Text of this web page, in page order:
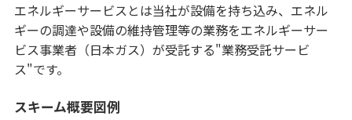
エネルギーサービスとは当社が設備を持ち込み、エネル
ギーの調達や設備の維持管理等の業務をエネルギーサー
ビス事業者（日本ガス）が受託する"業務受託サービ
ス"です。
スキーム概要図例